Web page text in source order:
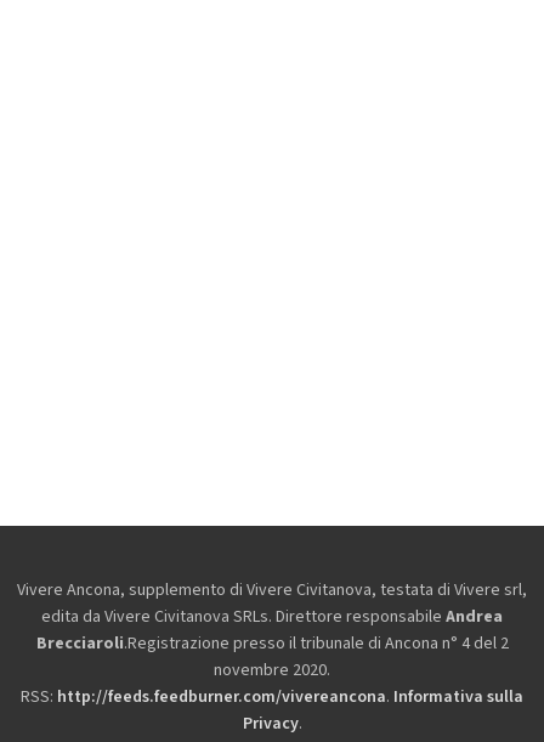
Vivere Ancona, supplemento di Vivere Civitanova, testata di Vivere srl,
edita da Vivere Civitanova SRLs. Direttore responsabile Andrea
Brecciaroli.Registrazione presso il tribunale di Ancona n° 4 del 2
novembre 2020.
RSS: http://feeds.feedburner.com/vivereancona. Informativa sulla
Privacy.